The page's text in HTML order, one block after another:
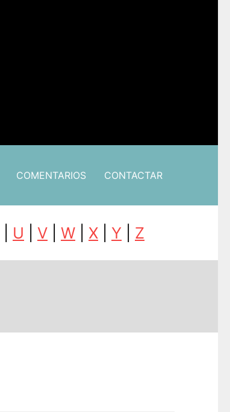
COMENTARIOS CONTACTAR
U V W X Y Z